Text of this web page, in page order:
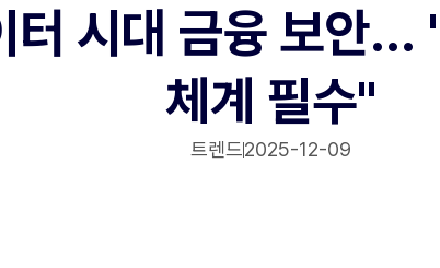
터 시대 금융 보안
체계 필수"
트렌드2025-12-09